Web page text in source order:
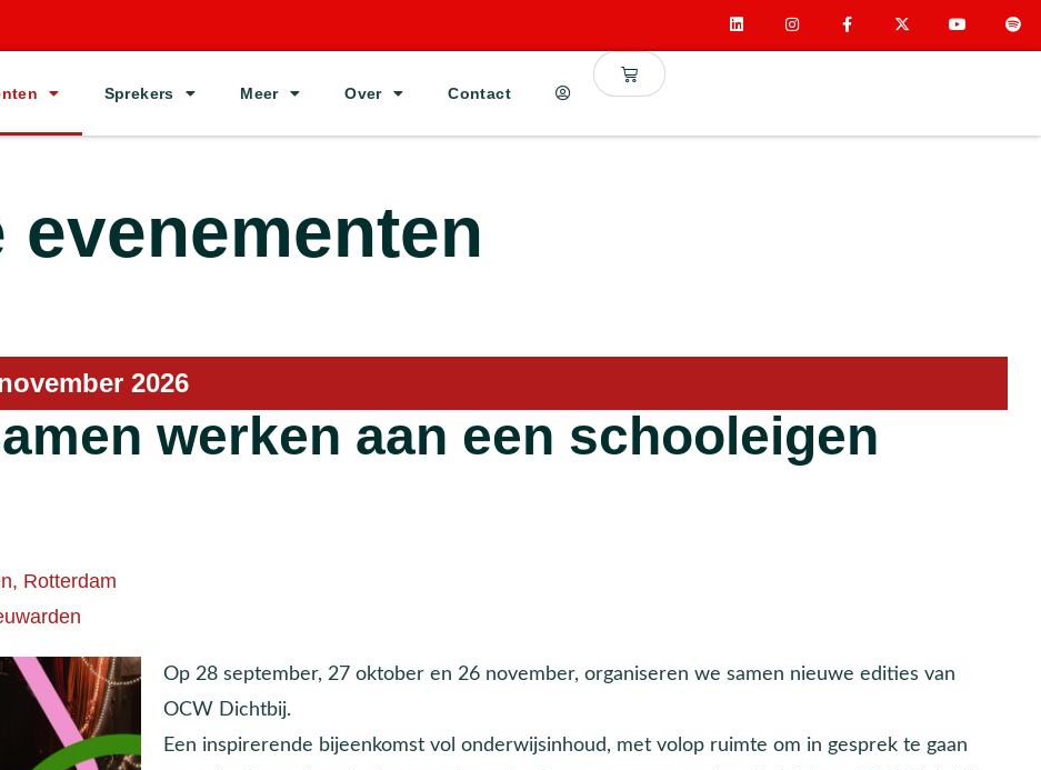
Sprekers Meer Over Contact
2026
werken aan een schooleigen
Rotterdam
Op 28 september, 27 oktober en 26 november, organiseren we samen nieuwe edities van
OCW Dichtbij.
Een inspirerende bijeenkomst vol onderwijsinhoud, met volop ruimte om in gesprek te gaan